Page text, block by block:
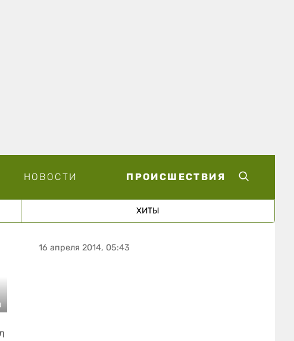
НОВОСТИ ПРОИСШЕСТВИЯ
ХИТЫ
16 апреля 2014, 05:43